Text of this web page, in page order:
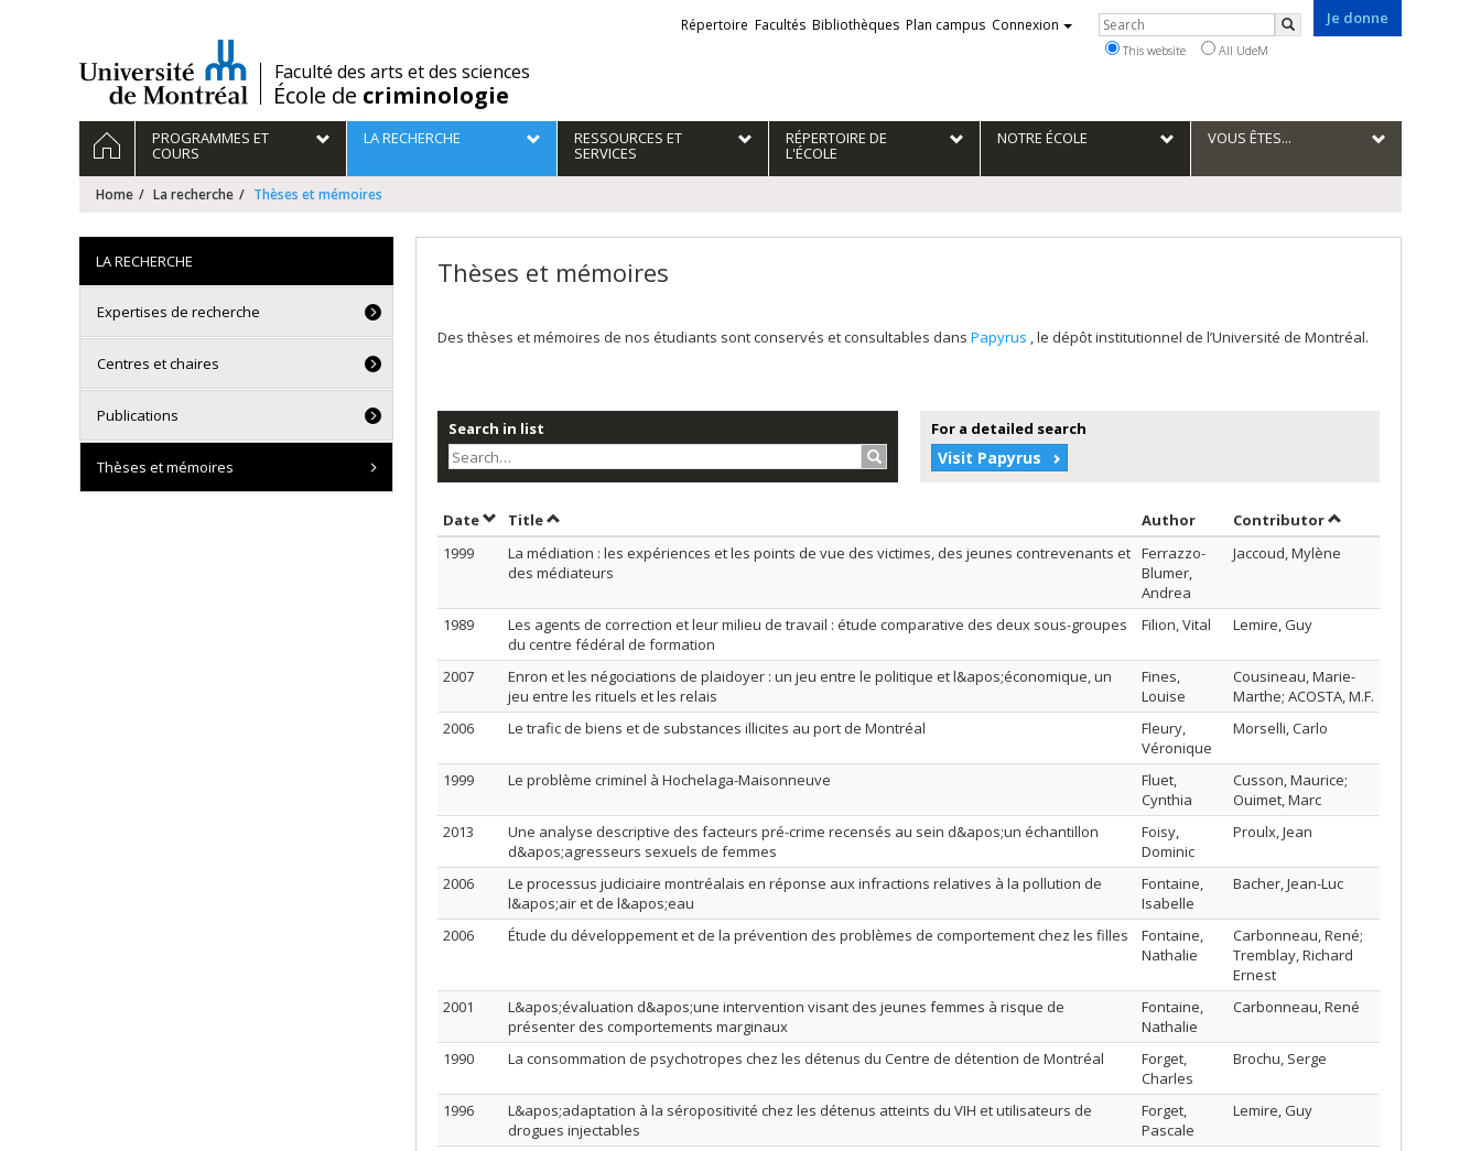
/Faculté des arts et des sciences
École de criminologie
Je donne
Liens
externes
Répertoire Facultés Bibliothèques Plan campus Connexion Rechercher
Search
This website All UdeM
Navigation
principale
HOMEPROGRAMMES ET
COURS
LA RECHERCHE RESSOURCES ET
SERVICES
RÉPERTOIRE DE
L'ÉCOLE
NOTRE ÉCOLE VOUS ÊTES...
Home La recherche Thèses et mémoires
Thèses et mémoires
Des thèses et mémoires de nos étudiants sont conservés et consultables dans Papyrus , le dépôt institutionnel de l’Université de Montréal.
Search in list
Search…
For a detailed search
Visit Papyrus
DateSort by date in ascending order
TitleSort by title in ascending order Author Sort by author in ascending order
Contributorby contributor in
1999
La médiation : les expériences et les points de vue des victimes, des jeunes contrevenants et
des médiateurs
Ferrazzo-
Blumer,
Andrea
Jaccoud, Mylène
1989
Les agents de correction et leur milieu de travail : étude comparative des deux sous-groupes
du centre fédéral de formation
Filion, Vital Lemire, Guy
2007
Enron et les négociations de plaidoyer : un jeu entre le politique et l&apos;économique, un
jeu entre les rituels et les relais
Fines,
Louise
Cousineau, Marie-
Marthe; ACOSTA, M.F.
2006
Le trafic de biens et de substances illicites au port de Montréal
Fleury,
Véronique
Morselli, Carlo
1999 Le problème criminel à Hochelaga-Maisonneuve
Fluet,
Cynthia
Cusson, Maurice;
Ouimet, Marc
2013
Une analyse descriptive des facteurs pré-crime recensés au sein d&apos;un échantillon
d&apos;agresseurs sexuels de femmes
Foisy,
Dominic
Proulx, Jean
2006
Le processus judiciaire montréalais en réponse aux infractions relatives à la pollution de
l&apos;air et de l&apos;eau
Fontaine,
Isabelle
Bacher, Jean-Luc
2006 Étude du développement et de la prévention des problèmes de comportement chez les filles
Fontaine,
Nathalie
Carbonneau, René;
Tremblay, Richard
Ernest
2001
L&apos;évaluation d&apos;une intervention visant des jeunes femmes à risque de
présenter des comportements marginaux
Fontaine,
Nathalie
Carbonneau, René
1990 La consommation de psychotropes chez les détenus du Centre de détention de Montréal
Forget,
Charles
Brochu, Serge
1996
L&apos;adaptation à la séropositivité chez les détenus atteints du VIH et utilisateurs de
drogues injectables
Forget,
Pascale
Lemire, Guy
LA RECHERCHE
Expertises de recherche
Centres et chaires
Publications
Thèses et mémoires